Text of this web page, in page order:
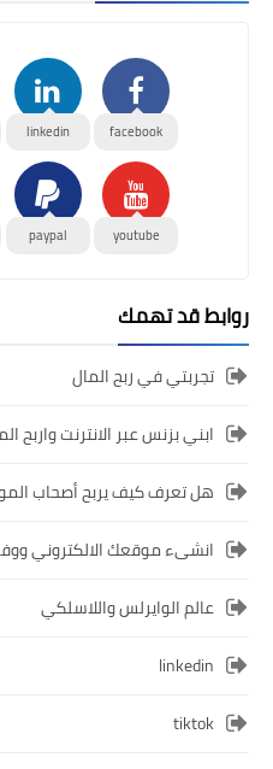
facebook
linkedin
youtube
paypal
روابط قد تهمك
تجربتي في ربح المال
ابني بزنس عبر الانترنت واربح
هل تعرف كيف يربح أصحاب
انشىء موقعك الالكتروني
عالم الوايرلس واللاسلكي
linkedin
tiktok